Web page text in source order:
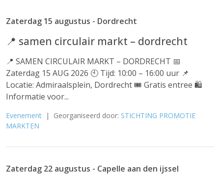
Zaterdag 15 augustus - Dordrecht
📍 samen circulair markt – dordrecht
📍 SAMEN CIRCULAIR MARKT – DORDRECHT 📅
Zaterdag 15 AUG 2026 🕙 Tijd: 10:00 – 16:00 uur 📌
Locatie: Admiraalsplein, Dordrecht 🎟 Gratis entree 🛍️
Informatie voor...
Evenement | Georganiseerd door: STICHTING PROMOTIE
MARKTEN
Zaterdag 22 augustus - Capelle aan den ijssel